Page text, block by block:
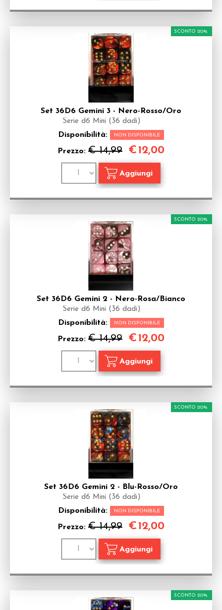
Set 36D6 Gemini 3 - Nero-Rosso/Oro
Serie d6 Mini (36 dadi)
Disponibilità: NON DISPONIBILE
Prezzo: € 14,99
SCONTO 20%
€12,00
Set 36D6 Gemini 2 - Nero-Rosa/Bianco
Serie d6 Mini (36 dadi)
Disponibilità: NON DISPONIBILE
Prezzo: € 14,99
SCONTO 20%
€12,00
Set 36D6 Gemini 2 - Blu-Rosso/Oro
Serie d6 Mini (36 dadi)
Disponibilità: NON DISPONIBILE
Prezzo: € 14,99
SCONTO 20%
€12,00
SCONTO 20%